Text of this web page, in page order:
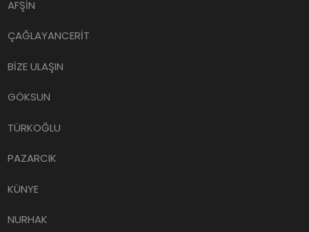
AFŞİN
ÇAĞLAYANCERİT
BİZE ULAŞIN
GÖKSUN
TÜRKOĞLU
PAZARCIK
KÜNYE
NURHAK